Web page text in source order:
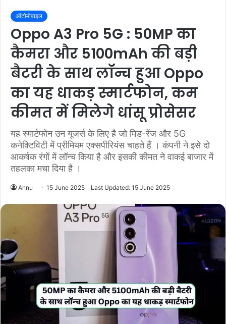
ऑटोमोबाइल
Oppo A3 Pro 5G : 50MP का
कैमरा और 5100mAh की बड़ी
बैटरी के साथ लॉन्च हुआ Oppo
का यह धाकड़ स्मार्टफोन, कम
कीमत में मिलेगे धांसू प्रोसेसर
यह स्मार्टफोन उन यूजर्स के लिए है जो मिड-रेंज और 5G
कनेक्टिविटी में प्रीमियम एक्सपीरियंस चाहते हैं । कंपनी ने इसे दो
आकर्षक रंगों में लॉन्च किया है और इसकी कीमत ने वाकई बाजार में
तहलका मचा दिया है ।
Annu 15 June 2025 Last Updated: 15 June 2025